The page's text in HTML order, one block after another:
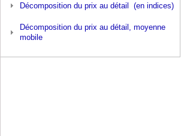
Décomposition du prix au détail (en indices)
Décomposition du prix au détail, moyenne
mobile